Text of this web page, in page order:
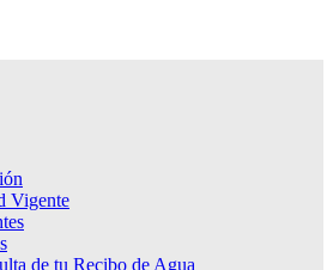
Vigente
de tu Recibo de Agua